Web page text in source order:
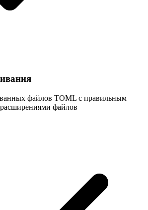
файлов TOML с правильным
файлов